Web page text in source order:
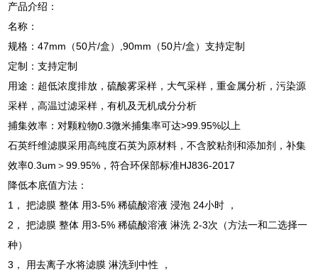
产品介绍：
名称：
规格：47mm（50片/盒）,90mm（50片/盒）支持定制
定制：支持定制
用途：超低浓度排放，硫酸雾采样，大气采样，重金属分析，污染源
采样，高温过滤采样，有机及无机成分分析
捕集效率：对颗粒物0.3微米捕集率可达>99.95%以上
石英纤维滤膜采用高纯度石英为原材料，不含胶粘剂和添加剂，补集
效率0.3um＞99.95%，符合环保部标准HJ836-2017
降低本底值方法：
1， 把滤膜 整体 用3-5% 稀硫酸溶液 浸泡 24小时 ，
2， 把滤膜 整体 用3-5% 稀硫酸溶液 淋洗 2-3次（方法一和二选择一
种）
3， 用去离子水将滤膜 淋洗到中性 ，